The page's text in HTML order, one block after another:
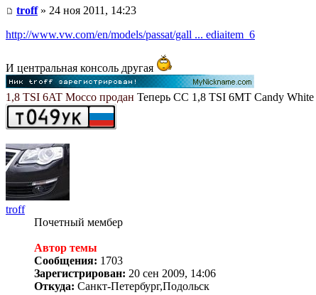
troff» 24 ноя 2011, 14:23
http://www.vw.com/en/models/passat/gall ... ediaitem_6
И центральная консоль другая
1,8 TSI 6AT Mocco продан Теперь СС 1,8 TSI 6MT Candy White
troff
Почетный мембер
Автор темы
Сообщения: 1703
Зарегистрирован: 20 сен 2009, 14:06
Откуда: Санкт-Петербург,Подольск